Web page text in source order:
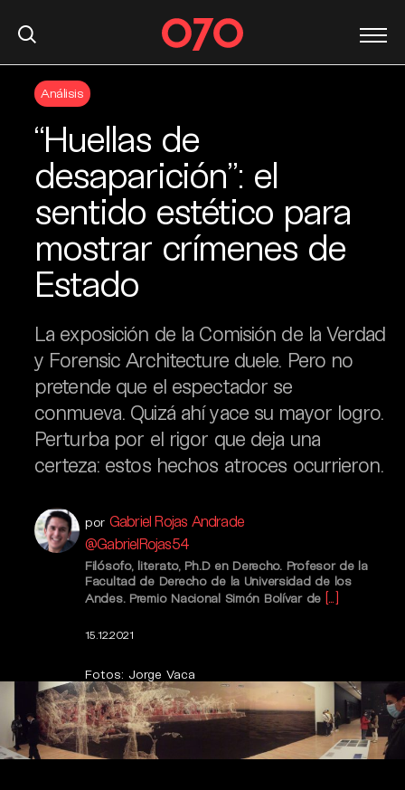
Análisis
“Huellas de
desaparición”: el
sentido estético para
mostrar crímenes de
Estado
La exposición de la Comisión de la Verdad
y Forensic Architecture duele. Pero no
pretende que el espectador se
conmueva. Quizá ahí yace su mayor logro.
Perturba por el rigor que deja una
certeza: estos hechos atroces ocurrieron.
por Gabriel Rojas Andrade
@GabrielRojas54
Filósofo, literato, Ph.D en Derecho. Profesor de la
Facultad de Derecho de la Universidad de los
Andes. Premio Nacional Simón Bolívar de [...]
15.12.2021
Fotos: Jorge Vaca